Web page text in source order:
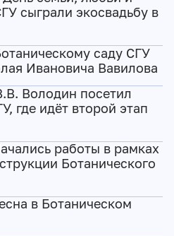
сыграли экосвадьбу в
саду СГУ
Ивановича Вавилова
Володин посетил
где идёт второй этап
работы в рамках
Ботанического
в Ботаническом